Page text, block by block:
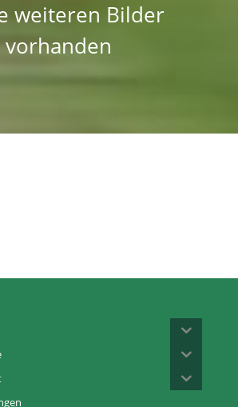
weiteren Bilder
vorhanden